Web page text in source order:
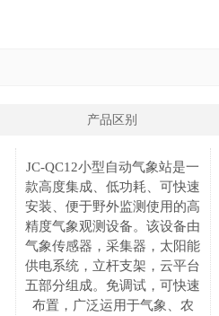
产品区别
JC-QC12小型自动气象站是一
款高度集成、低功耗、可快速
安装、便于野外监测使用的高
精度气象观测设备。该设备由
气象传感器，采集器，太阳能
供电系统，立杆支架，云平台
五部分组成。免调试，可快速
布置，广泛运用于气象、农